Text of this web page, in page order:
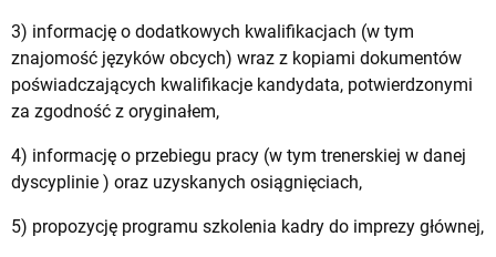
3) informację o dodatkowych kwalifikacjach (w tym
znajomość języków obcych) wraz z kopiami dokumentów
poświadczających kwalifikacje kandydata, potwierdzonymi
za zgodność z oryginałem,
4) informację o przebiegu pracy (w tym trenerskiej w danej
dyscyplinie ) oraz uzyskanych osiągnięciach,
5) propozycję programu szkolenia kadry do imprezy głównej,